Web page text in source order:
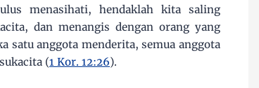
menasihati, hendaklah kita saling
dan menangis dengan orang yang
satu anggota menderita, semua anggota
(1 Kor. 12:26).